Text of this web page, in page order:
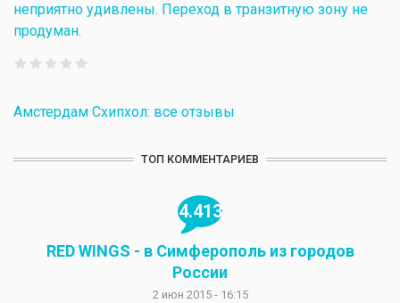
неприятно удивлены. Переход в транзитную зону не
продуман.
Амстердам Схипхол: все отзывы
ТОП КОММЕНТАРИЕВ
4.413
RED WINGS - в Симферополь из городов
России
2 июн 2015 - 16:15